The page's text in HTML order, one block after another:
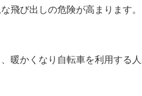
飛び出しの危険が高まります。
、暖かくなり自転車を利用する